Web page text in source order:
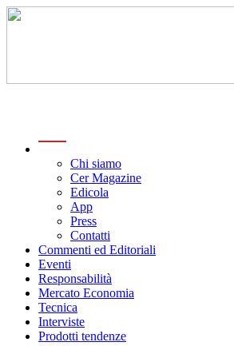
Chi siamo
Cer Magazine
Edicola
App
Press
Contatti
Commenti ed Editoriali
Eventi
Responsabilità
Mercato Economia
Tecnica
Interviste
Prodotti tendenze